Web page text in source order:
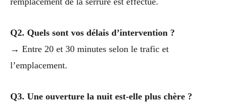
Q2. Quels sont vos délais d’intervention ?
→ Entre 20 et 30 minutes selon le trafic et
l’emplacement.
Q3. Une ouverture la nuit est-elle plus chère ?